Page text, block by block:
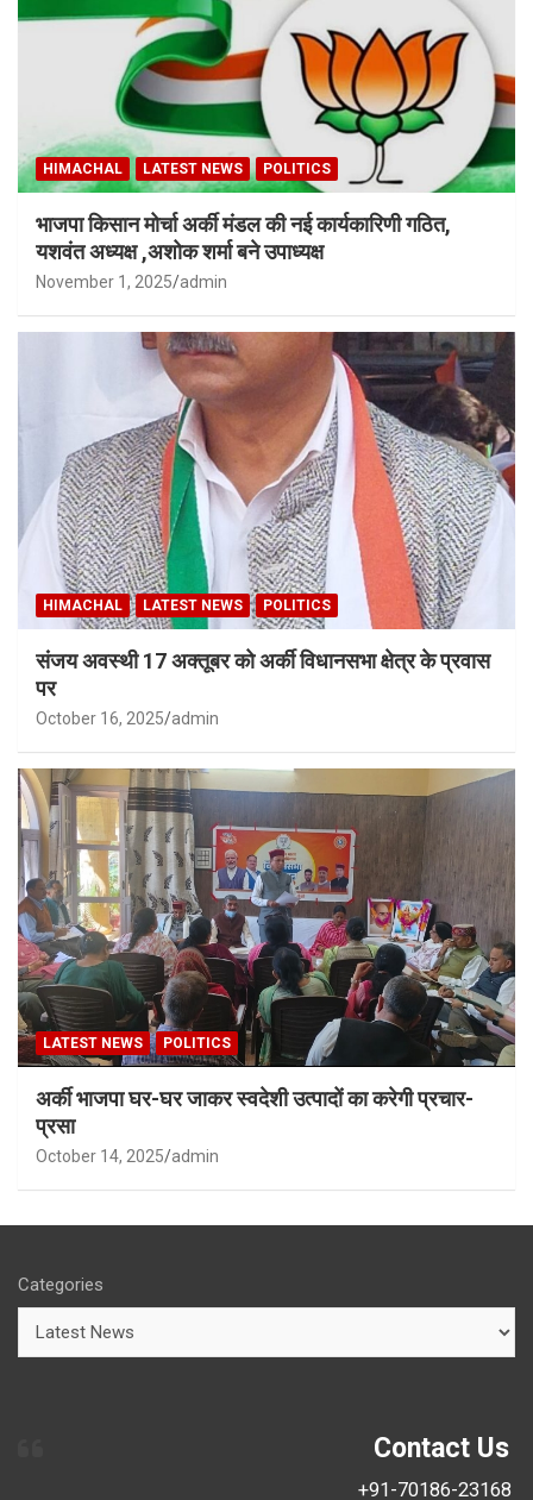
HIMACHAL LATEST NEWS POLITICS
भाजपा किसान मोर्चा अर्की मंडल की नई कार्यकारिणी गठित,
यशवंत अध्यक्ष ,अशोक शर्मा बने उपाध्यक्ष
November 1, 2025 admin
HIMACHAL LATEST NEWS POLITICS
संजय अवस्थी 17 अक्तूबर को अर्की विधानसभा क्षेत्र के प्रवास
पर
October 16, 2025 admin
LATEST NEWS POLITICS
अर्की भाजपा घर-घर जाकर स्वदेशी उत्पादों का करेगी प्रचार-
प्रसा
October 14, 2025 admin
Categories
Contact Us
+91-70186-23168